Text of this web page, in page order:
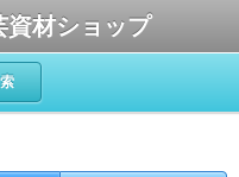
資材ショップ